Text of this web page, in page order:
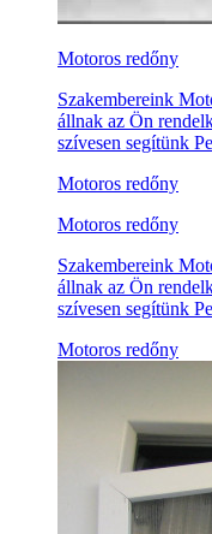
Motoros redőny
Szakembereink
állnak az Ön
szívesen segítünk
Motoros redőny
Motoros redőny
Szakembereink
állnak az Ön
szívesen segítünk
Motoros redőny